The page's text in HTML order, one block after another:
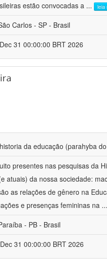
estão convocadas a ... leia
Carlos - SP - Brasil
31 00:00:00 BRT 2026
da educação (parahyba
presentes nas pesquisas da
atuais) da nossa sociedade:
as relações de gênero na
e presenças femininas na ...
- PB - Brasil
31 00:00:00 BRT 2026